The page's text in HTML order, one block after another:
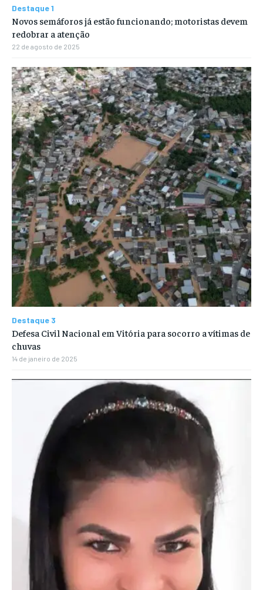
Destaque 1
Novos semáforos já estão funcionando; motoristas devem
redobrar a atenção
22 de agosto de 2025
Destaque 3
Defesa Civil Nacional em Vitória para socorro a vítimas de
chuvas
14 de janeiro de 2025